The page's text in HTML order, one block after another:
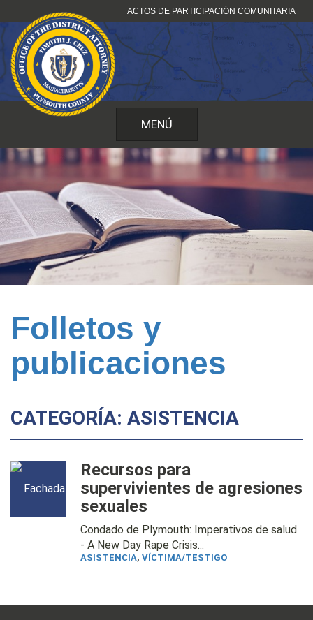
al
contenido
ACTOS DE PARTICIPACIÓN COMUNITARIA
MENÚ
Folletos y
publicaciones
CATEGORÍA: ASISTENCIA
Recursos para
supervivientes de agresiones
sexuales
Condado de Plymouth: Imperativos de salud
- A New Day Rape Crisis...
ASISTENCIA, VÍCTIMA/TESTIGO